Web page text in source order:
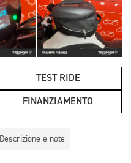
TEST RIDE
FINANZIAMENTO
Descrizione e note